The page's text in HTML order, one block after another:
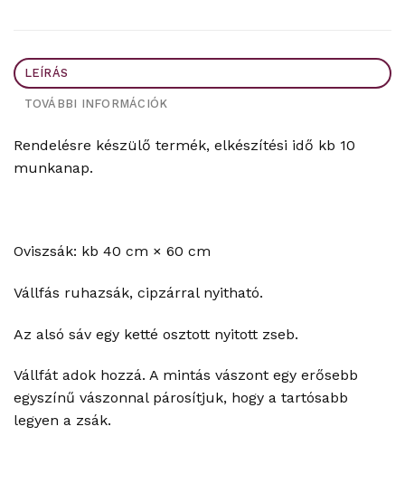
LEÍRÁS
TOVÁBBI INFORMÁCIÓK
Rendelésre készülő termék, elkészítési idő kb 10
munkanap.
Oviszsák: kb 40 cm × 60 cm
Vállfás ruhazsák, cipzárral nyitható.
Az alsó sáv egy ketté osztott nyitott zseb.
Vállfát adok hozzá. A mintás vászont egy erősebb
egyszínű vászonnal párosítjuk, hogy a tartósabb
legyen a zsák.